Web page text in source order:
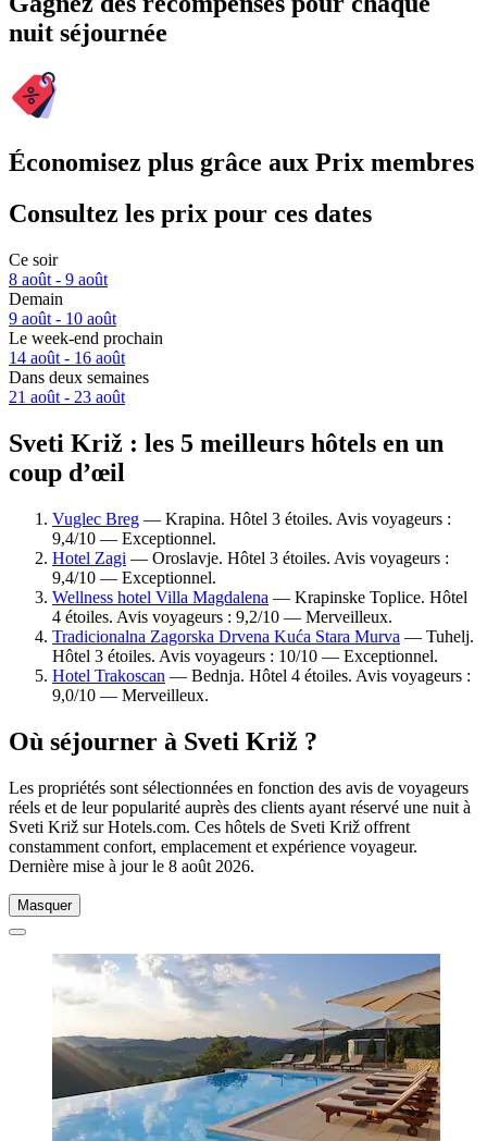
nuit séjournée
Économisez plus grâce aux Prix membres
Consultez les prix pour ces dates
Ce soir
8 août - 9 août
Demain
9 août - 10 août
Le week-end prochain
14 août - 16 août
Dans deux semaines
21 août - 23 août
Sveti Križ : les 5 meilleurs hôtels en un
coup d’œil
Vuglec Breg — Krapina. Hôtel 3 étoiles. Avis voyageurs :
9,4/10 — Exceptionnel.
Hotel Zagi — Oroslavje. Hôtel 3 étoiles. Avis voyageurs :
9,4/10 — Exceptionnel.
Wellness hotel Villa Magdalena — Krapinske Toplice. Hôtel
4 étoiles. Avis voyageurs : 9,2/10 — Merveilleux.
Tradicionalna Zagorska Drvena Kuća Stara Murva — Tuhelj.
Hôtel 3 étoiles. Avis voyageurs : 10/10 — Exceptionnel.
Hotel Trakoscan — Bednja. Hôtel 4 étoiles. Avis voyageurs :
9,0/10 — Merveilleux.
Où séjourner à Sveti Križ ?
Les propriétés sont sélectionnées en fonction des avis de voyageurs
réels et de leur popularité auprès des clients ayant réservé une nuit à
Sveti Križ sur Hotels.com. Ces hôtels de Sveti Križ offrent
constamment confort, emplacement et expérience voyageur.
Dernière mise à jour le 8 août 2026.
Masquer